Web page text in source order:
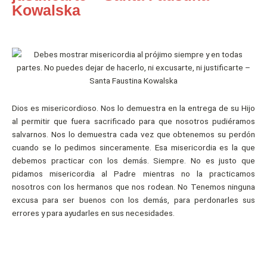
Kowalska
Dios es misericordioso. Nos lo demuestra en la entrega de su Hijo
al permitir que fuera sacrificado para que nosotros pudiéramos
salvarnos. Nos lo demuestra cada vez que obtenemos su perdón
cuando se lo pedimos sinceramente. Esa misericordia es la que
debemos practicar con los demás. Siempre. No es justo que
pidamos misericordia al Padre mientras no la practicamos
nosotros con los hermanos que nos rodean. No Tenemos ninguna
excusa para ser buenos con los demás, para perdonarles sus
errores y para ayudarles en sus necesidades.